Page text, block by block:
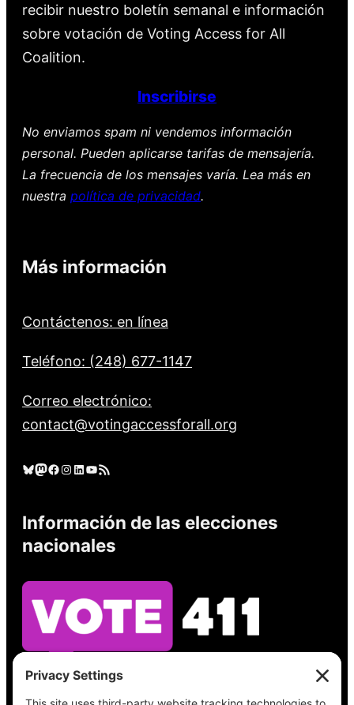
recibir nuestro boletín semanal e información
sobre votación de Voting Access for All
Coalition.
Inscribirse
No enviamos spam ni vendemos información
personal. Pueden aplicarse tarifas de mensajería.
La frecuencia de los mensajes varía. Lea más en
nuestra política de privacidad.
Más información
Contáctenos: en línea
Teléfono: (248) 677-1147
Correo electrónico:
contact@votingaccessforall.org
Cielo azul Mastodonte Facebook Instagram LinkedIn YouTube Feed RSS
Información de las elecciones
nacionales
Vea lo que hay en su boleta, encuentre su